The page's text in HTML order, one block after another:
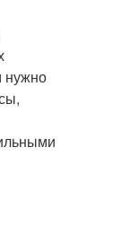
нужно